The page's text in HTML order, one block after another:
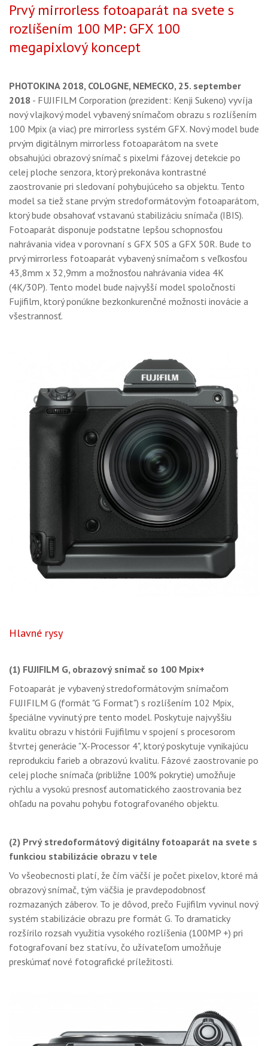
Prvý mirrorless fotoaparát na svete s
rozlíšením 100 MP: GFX 100
megapixlový koncept
PHOTOKINA 2018, COLOGNE, NEMECKO, 25. september
2018 - FUJIFILM Corporation (prezident: Kenji Sukeno) vyvíja
nový vlajkový model vybavený snímačom obrazu s rozlíšením
100 Mpix (a viac) pre mirrorless systém GFX. Nový model bude
prvým digitálnym mirrorless fotoaparátom na svete
obsahujúci obrazový snímač s pixelmi fázovej detekcie po
celej ploche senzora, ktorý prekonáva kontrastné
zaostrovanie pri sledovaní pohybujúceho sa objektu. Tento
model sa tiež stane prvým stredoformátovým fotoaparátom,
ktorý bude obsahovať vstavanú stabilizáciu snímača (IBIS).
Fotoaparát disponuje podstatne lepšou schopnosťou
nahrávania videa v porovnaní s GFX 50S a GFX 50R. Bude to
prvý mirrorless fotoaparát vybavený snímačom s veľkosťou
43,8mm x 32,9mm a možnosťou nahrávania videa 4K
(4K/30P). Tento model bude najvyšší model spoločnosti
Fujifilm, ktorý ponúkne bezkonkurenčné možnosti inovácie a
všestrannosť.
Hlavné rysy
(1) FUJIFILM G, obrazový snímač so 100 Mpix+
Fotoaparát je vybavený stredoformátovým snímačom
FUJIFILM G (formát "G Format") s rozlíšením 102 Mpix,
špeciálne vyvinutý pre tento model. Poskytuje najvyššiu
kvalitu obrazu v histórii Fujifilmu v spojení s procesorom
štvrtej generácie "X-Processor 4", ktorý poskytuje vynikajúcu
reprodukciu farieb a obrazovú kvalitu. Fázové zaostrovanie po
celej ploche snímača (približne 100% pokrytie) umožňuje
rýchlu a vysokú presnosť automatického zaostrovania bez
ohľadu na povahu pohybu fotografovaného objektu.
(2) Prvý stredoformátový digitálny fotoaparát na svete s
funkciou stabilizácie obrazu v tele
Vo všeobecnosti platí, že čím väčší je počet pixelov, ktoré má
obrazový snímač, tým väčšia je pravdepodobnosť
rozmazaných záberov. To je dôvod, prečo Fujifilm vyvinul nový
systém stabilizácie obrazu pre formát G. To dramaticky
rozšírilo rozsah využitia vysokého rozlíšenia (100MP +) pri
fotografovaní bez statívu, čo užívateľom umožňuje
preskúmať nové fotografické príležitosti.